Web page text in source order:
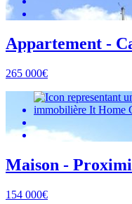
Appartement -
265 000€
Maison -
154 000€